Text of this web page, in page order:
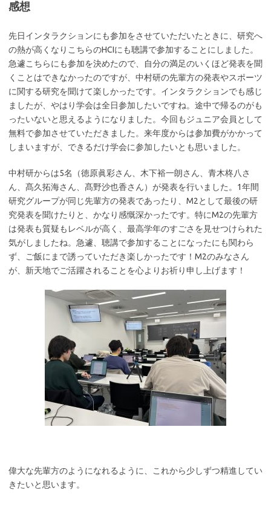
感想
先日インタラクションにも参加をさせていただいたときに、研究へ
の熱が高くなりこちらのHCIにも聴講で参加することにしました。
急遽こちらにも参加を決めたので、自分の満足のいくほど発表を聞
くことはできなかったのですが、中村研の先輩方の発表やスポーツ
に関する研究を聞けて楽しかったです。インタラクションでも感じ
ましたが、やはり学会は全日参加したいですね。途中で帰るのがも
ったいないと思えるようになりました。今回もジュニア会員として
無料で参加させていただきました。来年度からは参加費がかかって
しまいますが、できるだけ学会に参加したいとも思いました。
中村研からは5名（徳原眞彩さん、木下裕一朗さん、青木柊八さ
ん、髙久拓海さん、髙野沙也香さん）が発表を行いました。1年間
研究グループが同じ先輩方の発表であったり、M2として最後の研
究発表を聞けたりと、かなり感慨深かったです。特にM2の先輩方
は発表も質疑もレベルが高く、最高学年のすごさを見せつけられた
気がしましたね。急遽、聴講で参加することになったにも関わら
ず、ご飯にまで誘っていただき楽しかったです！M2のみなさん
が、新天地でご活躍されることを心よりお祈り申し上げます！
偉大な先輩方のようになれるように、これから少しずつ精進してい
きたいと思います。